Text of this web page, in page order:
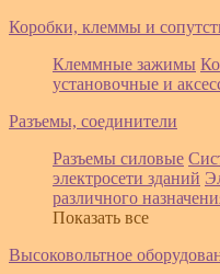
Коробки, клеммы и
Клеммные зажимы
установочные и
Разъемы, соединители
Разъемы силовые
электросети зданий
различного
Показать все
Высоковольтное